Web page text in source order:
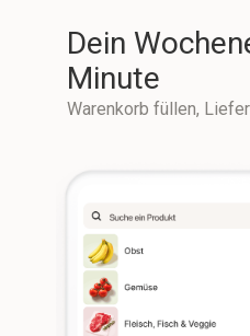
Dein
Minute
Warenkorb füllen,